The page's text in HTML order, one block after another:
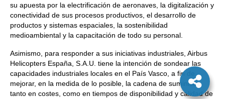
su apuesta por la electrificación de aeronaves, la digitalización y
conectividad de sus procesos productivos, el desarrollo de
productos y sistemas espaciales, la sostenibilidad
medioambiental y la capacitación de todo su personal.
Asimismo, para responder a sus iniciativas industriales, Airbus
Helicopters España, S.A.U. tiene la intención de sondear las
capacidades industriales locales en el País Vasco, a fin de
mejorar, en la medida de lo posible, la cadena de suministro
tanto en costes, como en tiempos de disponibilidad y calidad de